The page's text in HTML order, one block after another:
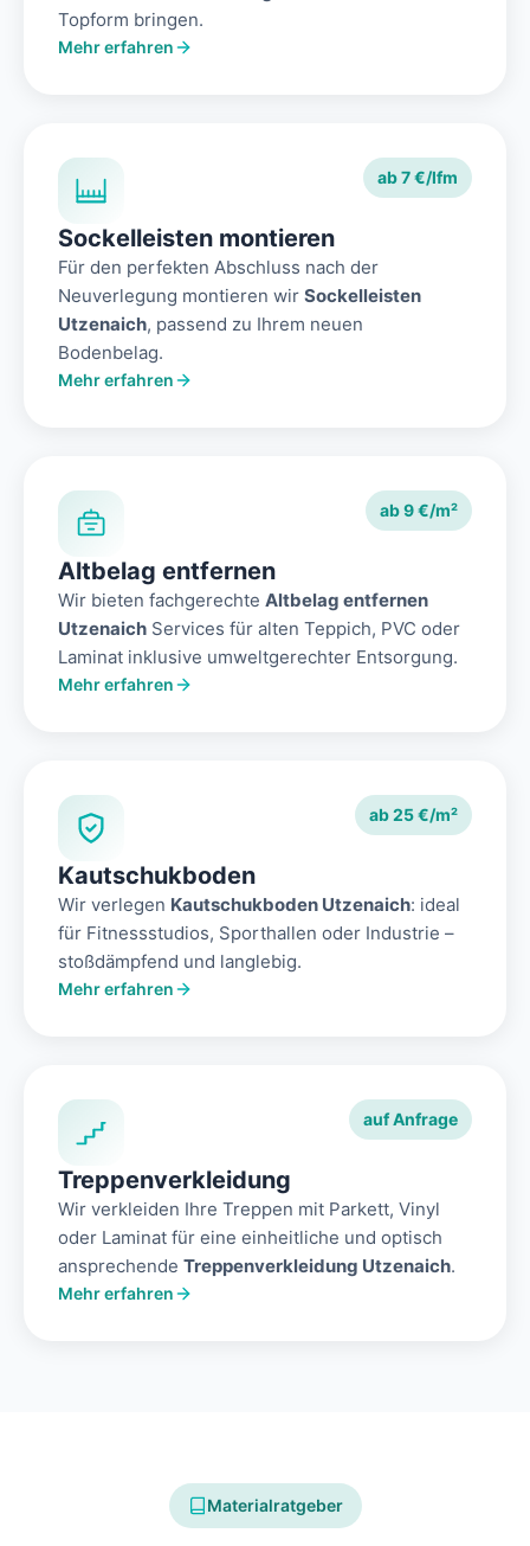
Topform bringen.
Mehr erfahren
ab 7 €/lfm
Sockelleisten montieren
Für den perfekten Abschluss nach der
Neuverlegung montieren wir Sockelleisten
Utzenaich, passend zu Ihrem neuen
Bodenbelag.
Mehr erfahren
ab 9 €/m²
Altbelag entfernen
Wir bieten fachgerechte Altbelag entfernen
Utzenaich Services für alten Teppich, PVC oder
Laminat inklusive umweltgerechter Entsorgung.
Mehr erfahren
ab 25 €/m²
Kautschukboden
Wir verlegen Kautschukboden Utzenaich: ideal
für Fitnessstudios, Sporthallen oder Industrie –
stoßdämpfend und langlebig.
Mehr erfahren
auf Anfrage
Treppenverkleidung
Wir verkleiden Ihre Treppen mit Parkett, Vinyl
oder Laminat für eine einheitliche und optisch
ansprechende Treppenverkleidung Utzenaich.
Mehr erfahren
Materialratgeber